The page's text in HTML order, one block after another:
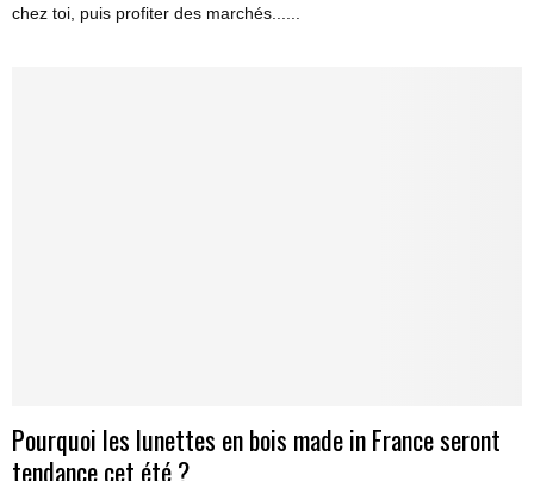
chez toi, puis profiter des marchés......
Pourquoi les lunettes en bois made in France seront
tendance cet été ?